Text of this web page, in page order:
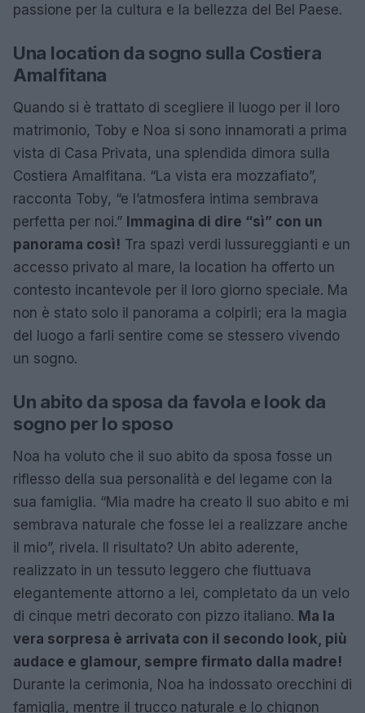
passione per la cultura e la bellezza del Bel Paese.
Una location da sogno sulla Costiera
Amalfitana
Quando si è trattato di scegliere il luogo per il loro
matrimonio, Toby e Noa si sono innamorati a prima
vista di Casa Privata, una splendida dimora sulla
Costiera Amalfitana. “La vista era mozzafiato”,
racconta Toby, “e l’atmosfera intima sembrava
perfetta per noi.” Immagina di dire “sì” con un
panorama così! Tra spazi verdi lussureggianti e un
accesso privato al mare, la location ha offerto un
contesto incantevole per il loro giorno speciale. Ma
non è stato solo il panorama a colpirli; era la magia
del luogo a farli sentire come se stessero vivendo
un sogno.
Un abito da sposa da favola e look da
sogno per lo sposo
Noa ha voluto che il suo abito da sposa fosse un
riflesso della sua personalità e del legame con la
sua famiglia. “Mia madre ha creato il suo abito e mi
sembrava naturale che fosse lei a realizzare anche
il mio”, rivela. Il risultato? Un abito aderente,
realizzato in un tessuto leggero che fluttuava
elegantemente attorno a lei, completato da un velo
di cinque metri decorato con pizzo italiano. Ma la
vera sorpresa è arrivata con il secondo look, più
audace e glamour, sempre firmato dalla madre!
Durante la cerimonia, Noa ha indossato orecchini di
famiglia, mentre il trucco naturale e lo chignon